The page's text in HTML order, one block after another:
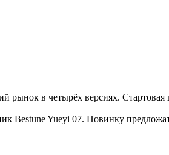
рынок в четырёх версиях. Стартовая
Bestune Yueyi 07. Новинку